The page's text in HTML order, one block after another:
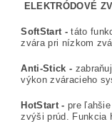
ELEKTRÓDOVÉ
SoftStart - táto
zvára pri nízkom
Anti-Stick -
výkon zváracieho
HotStart - pre
zvýši prúd. Funkcia